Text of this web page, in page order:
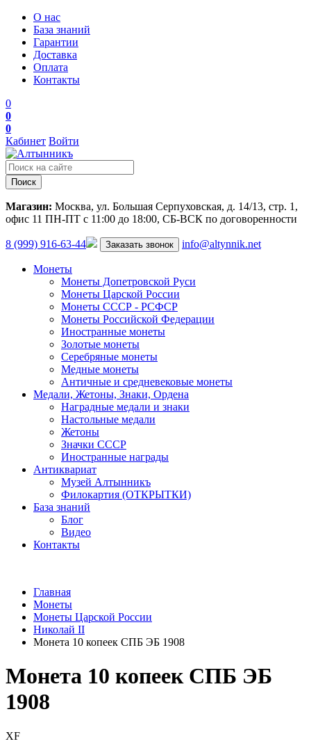
О нас
База знаний
Гарантии
Доставка
Оплата
Контакты
0
0
0
Кабинет Войти
Поиск
Магазин: Москва, ул. Большая Серпуховская, д. 14/13, стр. 1,
офис 11 ПН-ПТ с 11:00 до 18:00, СБ-ВСК по договоренности
8 (999) 916-63-44 Заказать звонок info@altynnik.net
Монеты
Монеты Допетровской Руси
Монеты Царской России
Монеты СССР - РСФСР
Монеты Российской Федерации
Иностранные монеты
Золотые монеты
Серебряные монеты
Медные монеты
Античные и средневековые монеты
Медали, Жетоны, Знаки, Ордена
Наградные медали и знаки
Настольные медали
Жетоны
Значки СССР
Иностранные награды
Антиквариат
Музей Алтынникъ
Филокартия (ОТКРЫТКИ)
База знаний
Блог
Видео
Контакты
Главная
Монеты
Монеты Царской России
Николай II
Монета 10 копеек СПБ ЭБ 1908
Монета 10 копеек СПБ ЭБ
1908
XF